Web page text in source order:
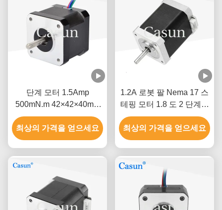
단계 모터 1.5Amp
500mN.m 42×42×40mm
ISO CE와 함께 NEMA 17
최상의 가격을 얻으세요
1.2A 로봇 팔 Nema 17 스
테핑 모터 1.8 도 2 단계고
정밀도
최상의 가격을 얻으세요